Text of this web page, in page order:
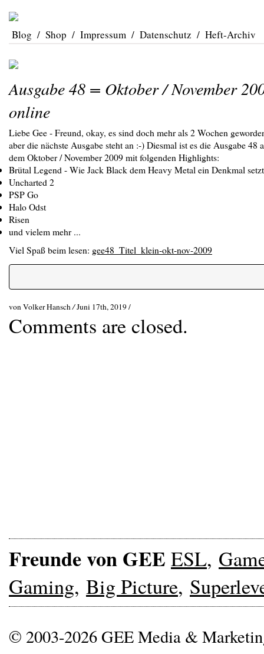
Blog / Shop / Impressum / Datenschutz / Heft-Archiv
Ausgabe 48 = Oktober / November
online
Liebe Gee - Freund, okay, es sind doch mehr als 2 Wochen
aber die nächste Ausgabe steht an :-) Diesmal ist es die Ausgabe 48
dem Oktober / November 2009 mit folgenden Highlights:
Brütal Legend - Wie Jack Black dem Heavy Metal ein Denkmal setzt
Uncharted 2
PSP Go
Halo Odst
Risen
und vielem mehr ...
Viel Spaß beim lesen: gee48_Titel_klein-okt-nov-2009
von Volker Hansch/Juni 17th, 2019 /
Comments are closed.
Freunde von GEE ESL,
Gaming, Big Picture,
© 2003-2026 GEE Media &